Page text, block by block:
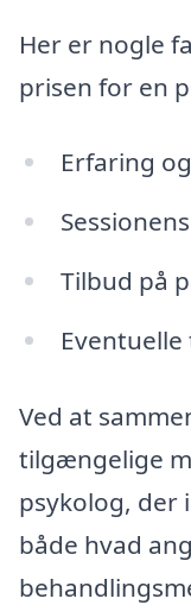
Her er nogle
prisen for en
Erfaring
Tilbud på
Ved at
tilgængelige
psykolog, der
både hvad